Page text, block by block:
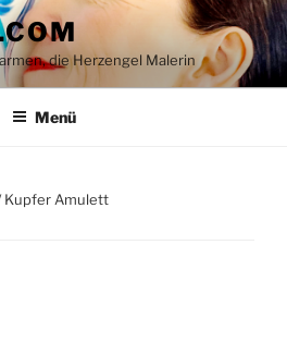
die Herzengel Malerin
Menü
Kupfer Amulett